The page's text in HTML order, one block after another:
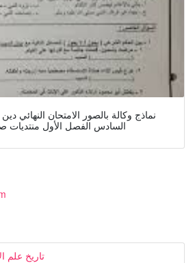
نماذج وكالة بالصور الامتحان النهائي
السادس الفصل الأول منتديات
تاريخ علم